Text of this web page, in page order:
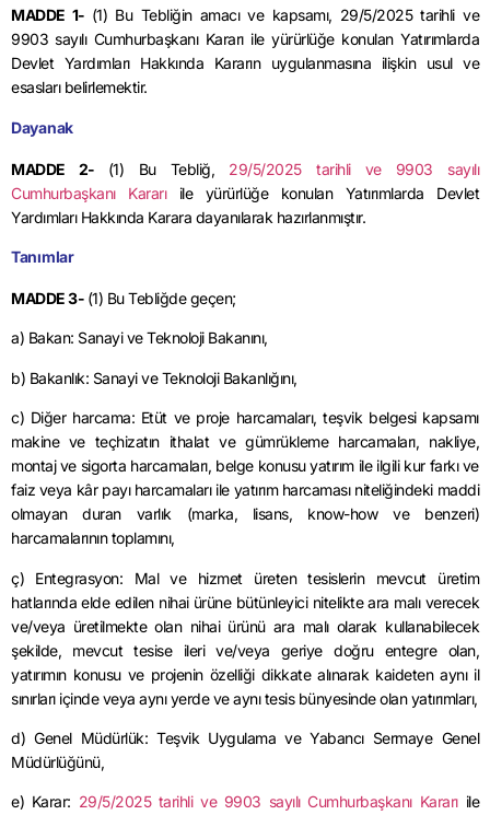
MADDE 1- (1) Bu Tebliğin amacı ve kapsamı, 29/5/2025 tarihli ve
9903 sayılı Cumhurbaşkanı Kararı ile yürürlüğe konulan Yatırımlarda
Devlet Yardımları Hakkında Kararın uygulanmasına ilişkin usul ve
esasları belirlemektir.
Dayanak
MADDE 2- (1) Bu Tebliğ, 29/5/2025 tarihli ve 9903 sayılı
Cumhurbaşkanı Kararıile yürürlüğe konulan Yatırımlarda Devlet
Yardımları Hakkında Karara dayanılarak hazırlanmıştır.
Tanımlar
MADDE 3- (1) Bu Tebliğde geçen;
a) Bakan: Sanayi ve Teknoloji Bakanını,
b) Bakanlık: Sanayi ve Teknoloji Bakanlığını,
c) Diğer harcama: Etüt ve proje harcamaları, teşvik belgesi kapsamı
makine ve teçhizatın ithalat ve gümrükleme harcamaları, nakliye,
montaj ve sigorta harcamaları, belge konusu yatırım ile ilgili kur farkı ve
faiz veya kâr payı harcamaları ile yatırım harcaması niteliğindeki maddi
olmayan duran varlık (marka, lisans, know-how ve benzeri)
harcamalarının toplamını,
ç) Entegrasyon: Mal ve hizmet üreten tesislerin mevcut üretim
hatlarında elde edilen nihai ürüne bütünleyici nitelikte ara malı verecek
ve/veya üretilmekte olan nihai ürünü ara malı olarak kullanabilecek
şekilde, mevcut tesise ileri ve/veya geriye doğru entegre olan,
yatırımın konusu ve projenin özelliği dikkate alınarak kaideten aynı il
sınırları içinde veya aynı yerde ve aynı tesis bünyesinde olan yatırımları,
d) Genel Müdürlük: Teşvik Uygulama ve Yabancı Sermaye Genel
Müdürlüğünü,
e) Karar: 29/5/2025 tarihli ve 9903 sayılı Cumhurbaşkanı Kararıile